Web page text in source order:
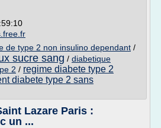
de type 2 non insulino dependant /
sucre sang / diabetique
2 / regime diabete type 2
diabete type 2 sans
Lazare Paris :
un ...